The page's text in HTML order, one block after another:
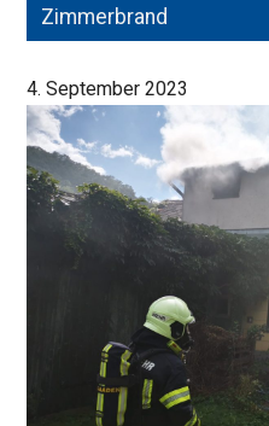
Zimmerbrand
4. September 2023